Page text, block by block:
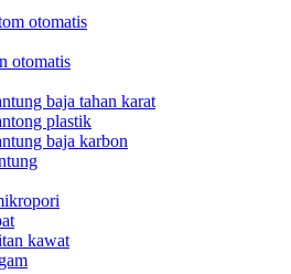
otomatis
otomatis
baja tahan karat
plastik
baja karbon
kawat